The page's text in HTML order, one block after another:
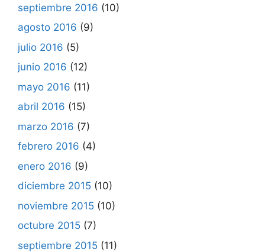
septiembre 2016 (10)
agosto 2016 (9)
julio 2016 (5)
junio 2016 (12)
mayo 2016 (11)
abril 2016 (15)
marzo 2016 (7)
febrero 2016 (4)
enero 2016 (9)
diciembre 2015 (10)
noviembre 2015 (10)
octubre 2015 (7)
septiembre 2015 (11)